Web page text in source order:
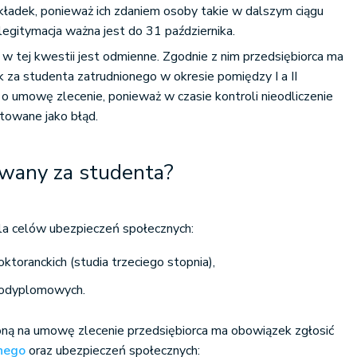
ponieważ ich zdaniem osoby takie w dalszym ciągu
ważna jest do 31 października.
tej kwestii jest odmienne. Zgodnie z nim przedsiębiorca ma
za studenta zatrudnionego w okresie pomiędzy I a II
umowę zlecenie, ponieważ w czasie kontroli nieodliczenie
jako błąd.
za studenta?
celów ubezpieczeń społecznych:
(studia trzeciego stopnia),
na umowę zlecenie przedsiębiorca ma obowiązek zgłosić
oraz ubezpieczeń społecznych: